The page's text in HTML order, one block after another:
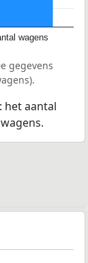
wagens
gegevens
het aantal